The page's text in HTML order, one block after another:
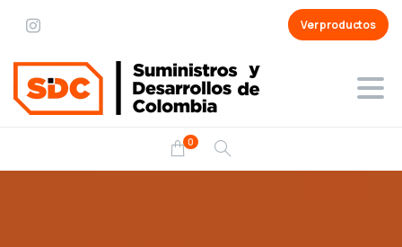
Ver productos
0